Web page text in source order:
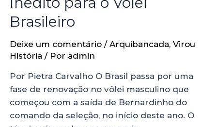
Brasileiro
Deixe um comentário / Arquibancada, Virou
História / Por admin
Por Pietra Carvalho O Brasil passa por uma
fase de renovação no vôlei masculino que
começou com a saída de Bernardinho do
comando da seleção, no início deste ano. O